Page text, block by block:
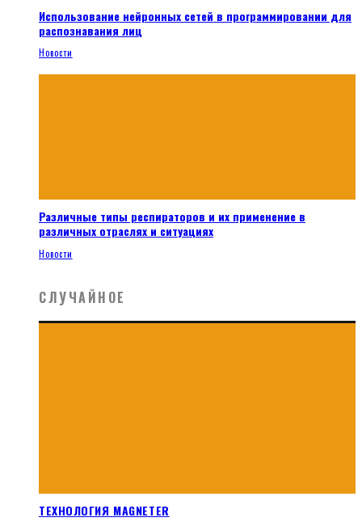
Использование нейронных сетей в программировании для
распознавания лиц
Новости
Различные типы респираторов и их применение в
различных отраслях и ситуациях
Новости
СЛУЧАЙНОЕ
ТЕХНОЛОГИЯ MAGNETER